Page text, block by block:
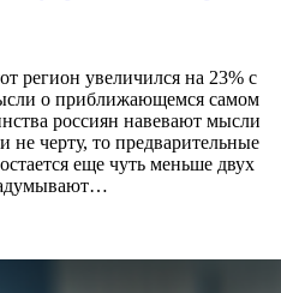
регион увеличился на 23% с
о приближающемся самом
россиян навевают мысли
не черту, то предварительные
еще чуть меньше двух